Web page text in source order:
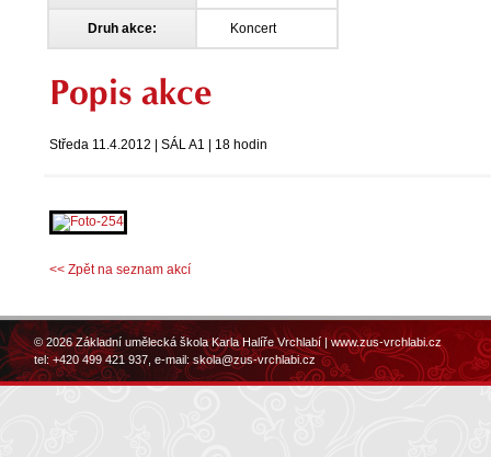
Druh akce: Koncert
Popis akce
Středa 11.4.2012 | SÁL A1 | 18 hodin
<< Zpět na seznam akcí
© 2026 Základní umělecká škola Karla Halíře Vrchlabí |www.zus-vrchlabi.cz
tel: +420 499 421 937, e-mail:skola@zus-vrchlabi.cz